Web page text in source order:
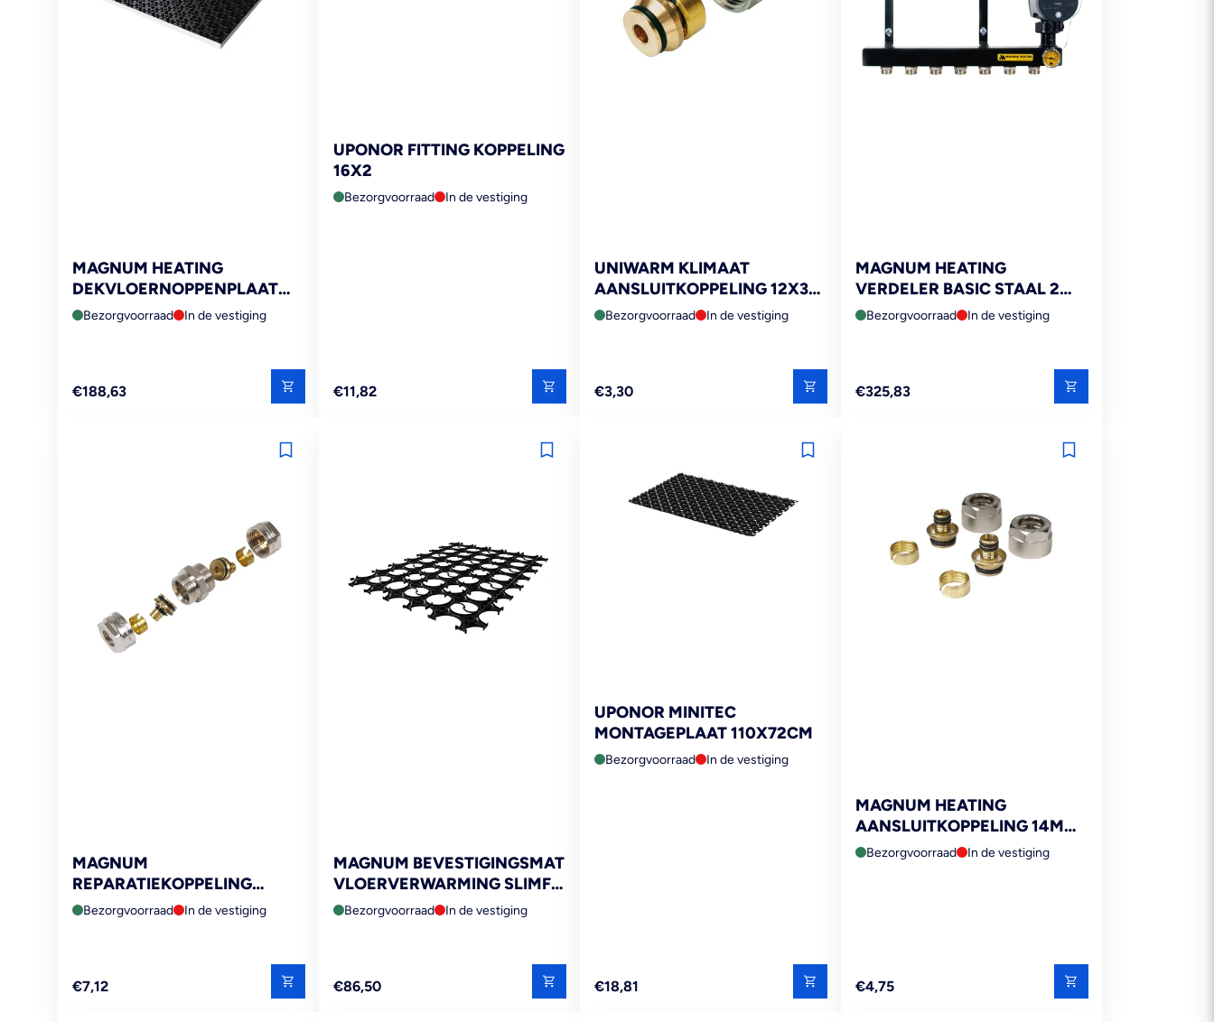
MAGNUM HEATING
DEKVLOERNOPPENPLAAT
GEÏSOLEERD 28MM 10M²
Bezorgvoorraad In de vestiging
Reguliere
€188,63
UPONOR FITTING KOPPELING
16X2
Bezorgvoorraad In de vestiging
Reguliere
€11,82
UNIWARM KLIMAAT
AANSLUITKOPPELING 12X3/4
INCH INW. T.B.V. AKB
Bezorgvoorraad In de vestiging
Reguliere
€3,30
MAGNUM HEATING
VERDELER BASIC STAAL 2
GROEPS
Bezorgvoorraad In de vestiging
Reguliere
€325,83
MAGNUM
REPARATIEKOPPELING
14X2MM
Bezorgvoorraad In de vestiging
Reguliere
€7,12
MAGNUM BEVESTIGINGSMAT
VLOERVERWARMING SLIMFIT
SYSTEEM 3,75 M² 12MM
Bezorgvoorraad In de vestiging
Reguliere
€86,50
UPONOR MINITEC
MONTAGEPLAAT 110X72CM
Bezorgvoorraad In de vestiging
Reguliere
€18,81
MAGNUM HEATING
AANSLUITKOPPELING 14MM
2ST
Bezorgvoorraad In de vestiging
Reguliere
€4,75